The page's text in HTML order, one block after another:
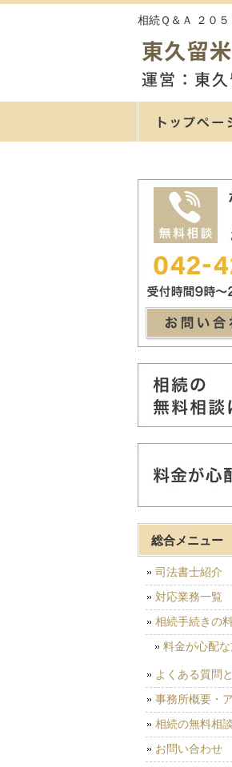
相続Ｑ＆Ａ ２０
総合メニュー
司法書士紹介
対応業務一覧
相続手続きの
料金が心配
よくある質問
事務所概要・
相続の無料相
お問い合わせ